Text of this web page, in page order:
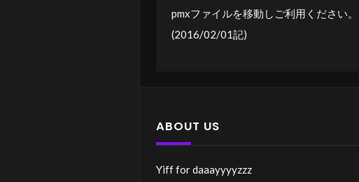
pmxファイルを移動しご利用ください。
(2016/02/01記)
ABOUT US
Yiff for daaayyyyzzz